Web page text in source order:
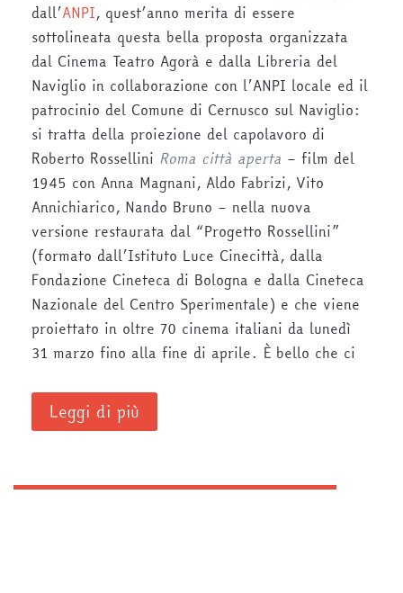
dall’ANPI, quest’anno merita di essere
sottolineata questa bella proposta organizzata
dal Cinema Teatro Agorà e dalla Libreria del
Naviglio in collaborazione con l’ANPI locale ed il
patrocinio del Comune di Cernusco sul Naviglio:
si tratta della proiezione del capolavoro di
Roberto Rossellini Roma città aperta – film del
1945 con Anna Magnani, Aldo Fabrizi, Vito
Annichiarico, Nando Bruno – nella nuova
versione restaurata dal “Progetto Rossellini”
(formato dall’Istituto Luce Cinecittà, dalla
Fondazione Cineteca di Bologna e dalla Cineteca
Nazionale del Centro Sperimentale) e che viene
proiettato in oltre 70 cinema italiani da lunedì
31 marzo fino alla fine di aprile. È bello che ci
Leggi di più